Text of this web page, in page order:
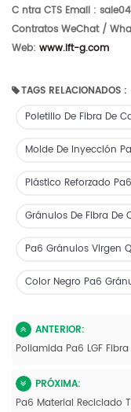
C ntra CTS Email :
Contratos WeChat /
Web: www.lft-g.com
TAGS RELACIONADOS :
Poletillo De Fibra De
Molde De Inyección
Plástico Reforzado
Gránulos De Fibra De
Pa6 Gránulos Virgen
Color Negro Pa6
ANTERIOR:
PRÓXIMA: